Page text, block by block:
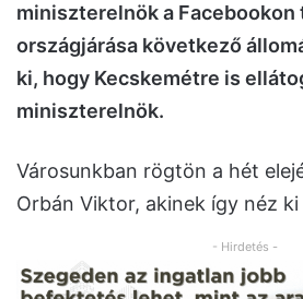
miniszterelnök a
országjárása következő
ki, hogy Kecskemétre is
miniszterelnök.
Városunkban rögtön a hét
Orbán Viktor, akinek így néz
- Hirdetés -